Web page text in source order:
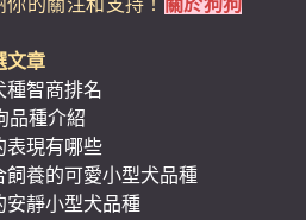
的關注和支持！
關於狗狗
文章
種智商排名
品種介紹
表現有哪些
飼養的可愛小型犬品種
安靜小型犬品種